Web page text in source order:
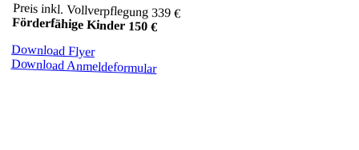
Preis inkl. Vollverpflegung 339 €
Förderfähige Kinder 150 €
Download Flyer
Download Anmeldeformular